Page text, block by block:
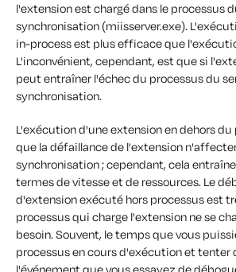
l'extension est chargé dans le processus
synchronisation (miisserver.exe).
in-process est plus efficace que
L'inconvénient, cependant, est que si
peut entraîner l'échec du processus du
synchronisation.
L'exécution d'une extension en dehors
que la défaillance de l'extension
synchronisation ; cependant, cela
termes de vitesse et de ressources. Le
d'extension exécuté hors processus est
processus qui charge l'extension ne se
besoin. Souvent, le temps que vous
processus en cours d'exécution et tenter